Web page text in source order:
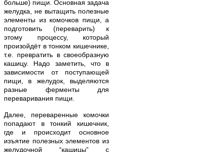
больше) пищи. Основная задача
желудка, не вытащить полезные
элементы из комочков пищи, а
подготовить (переварить) к
этому процессу, который
произойдёт в тонком кишечнике,
т.е. превратить в своеобразную
кашицу. Надо заметить, что в
зависимости от поступающей
пищи, в желудок, выделяются
разные ферменты для
переваривания пищи.
Далее, переваренные комочки
попадают в тонкий кишечник,
где и происходит основное
изъятие полезных элементов из
желудочной “кашицы” с